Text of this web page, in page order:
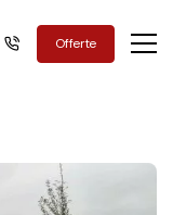
Offerte